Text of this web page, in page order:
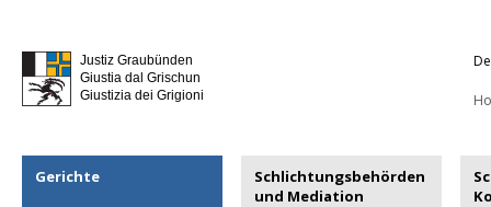
Justiz Graubünden
Giustia dal Grischun
Giustizia dei Grigioni
Gerichte
Schlichtungsbehörden
und Mediation